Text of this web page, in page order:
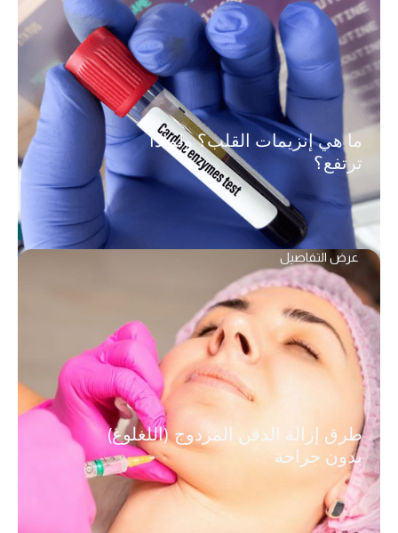
ما هي إنزيمات القلب؟ ولماذا
ترتفع؟
طرق إزالة الذقن المزدوج (اللغلوغ)
بدون جراحة
عرض التفاصيل